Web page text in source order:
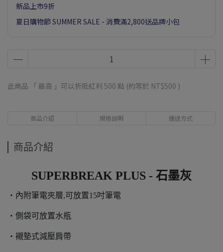
新品上市9折
夏日購物節 SUMMER SALE - 消費滿2,800送品牌小包
此商品 「 最高 」可以折抵紅利 500 點 (約等於 NT$500 )
商品介紹 規格說明 運送方式
商品介紹
SUPERBREAK PLUS - 石墨灰
・內附筆電夾層,可放置15吋筆電
・側袋可放置水瓶
・襯墊式減壓肩帶